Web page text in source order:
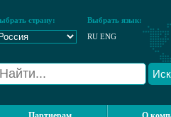
страну:
Выбрать язык:
RU ENG